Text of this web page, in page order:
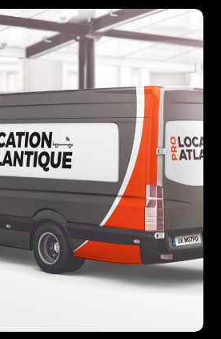
Tassyra
DESIGN PRINT